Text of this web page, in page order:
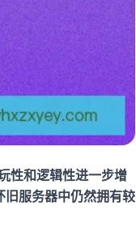
性和逻辑性进一步增
旧服务器中仍然拥有较